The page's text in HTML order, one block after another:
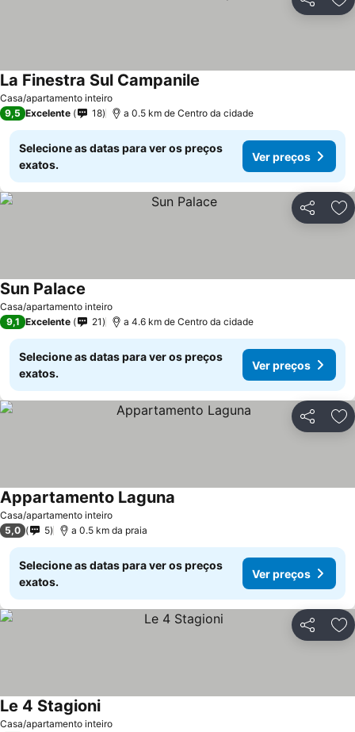
Partilhar
Casa/apartamento inteiro
La Finestra Sul Campanile
9,5 Excelente 18 a 0.5 km de Centro da cidade
Selecione as datas para ver os preços
exatos.
Ver preços
Partilhar
Casa/apartamento inteiro
Sun Palace
9,1 Excelente 21 a 4.6 km de Centro da cidade
Selecione as datas para ver os preços
exatos.
Ver preços
Partilhar
Casa/apartamento inteiro
Appartamento Laguna
5,0 5 a 0.5 km da praia
Selecione as datas para ver os preços
exatos.
Ver preços
Partilhar
Casa/apartamento inteiro
Le 4 Stagioni